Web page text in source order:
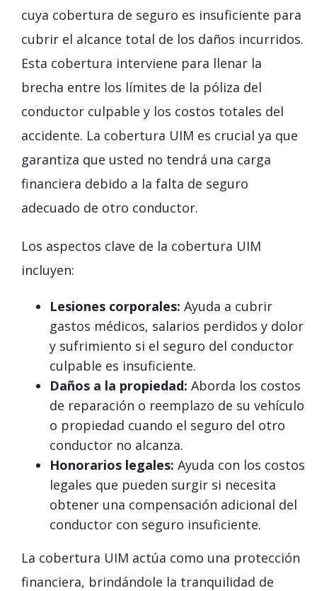
cuya cobertura de seguro es insuficiente para
cubrir el alcance total de los daños incurridos.
Esta cobertura interviene para llenar la
brecha entre los límites de la póliza del
conductor culpable y los costos totales del
accidente. La cobertura UIM es crucial ya que
garantiza que usted no tendrá una carga
financiera debido a la falta de seguro
adecuado de otro conductor.
Los aspectos clave de la cobertura UIM
incluyen:
Lesiones corporales: Ayuda a cubrir
gastos médicos, salarios perdidos y dolor
y sufrimiento si el seguro del conductor
culpable es insuficiente.
Daños a la propiedad: Aborda los costos
de reparación o reemplazo de su vehículo
o propiedad cuando el seguro del otro
conductor no alcanza.
Honorarios legales: Ayuda con los costos
legales que pueden surgir si necesita
obtener una compensación adicional del
conductor con seguro insuficiente.
La cobertura UIM actúa como una protección
financiera, brindándole la tranquilidad de